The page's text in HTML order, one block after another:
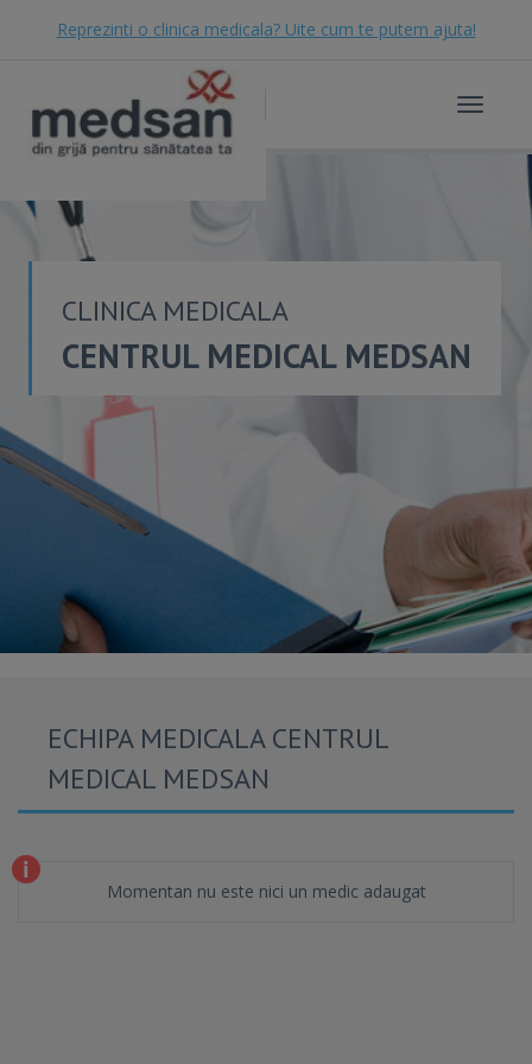
Reprezinti o clinica medicala? Uite cum te putem ajuta!
Toggle
CLINICA MEDICALA
CENTRUL MEDICAL MEDSAN
ECHIPA MEDICALA CENTRUL
MEDICAL MEDSAN
Momentan nu este nici un medic adaugat